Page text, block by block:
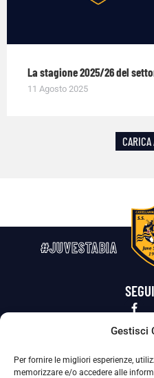
Gestisci
Per fornire le migliori esperienze,
memorizzare e/o accedere alle
La stagione 2025/26 del
11 Agosto 2025
CARICA
#JUVESTABIA
Privacy Policy
La Società ha nominato il Responsabile della Protezione dei